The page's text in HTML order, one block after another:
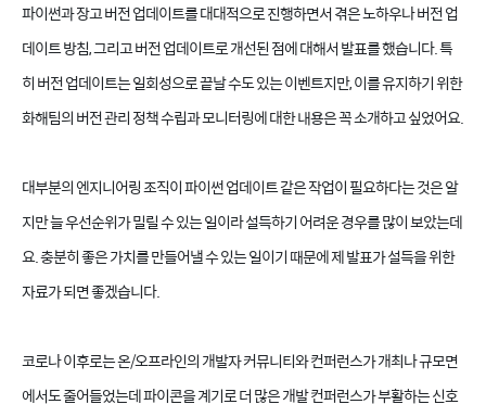
파이썬과 장고 버전 업데이트를 대대적으로 진행하면서 겪은 노하우나 버전 업
데이트 방침, 그리고 버전 업데이트로 개선된 점에 대해서 발표를 했습니다. 특
히 버전 업데이트는 일회성으로 끝날 수도 있는 이벤트지만, 이를 유지하기 위한
화해팀의 버전 관리 정책 수립과 모니터링에 대한 내용은 꼭 소개하고 싶었어요.
대부분의 엔지니어링 조직이 파이썬 업데이트 같은 작업이 필요하다는 것은 알
지만 늘 우선순위가 밀릴 수 있는 일이라 설득하기 어려운 경우를 많이 보았는데
요. 충분히 좋은 가치를 만들어낼 수 있는 일이기 때문에 제 발표가 설득을 위한
자료가 되면 좋겠습니다.
코로나 이후로는 온/오프라인의 개발자 커뮤니티와 컨퍼런스가 개최나 규모면
에서도 줄어들었는데 파이콘을 계기로 더 많은 개발 컨퍼런스가 부활하는 신호